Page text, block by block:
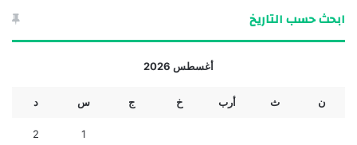
ابحث حسب التاريخ
أغسطس 2026
ن ث أرب خ ج س د
1
2